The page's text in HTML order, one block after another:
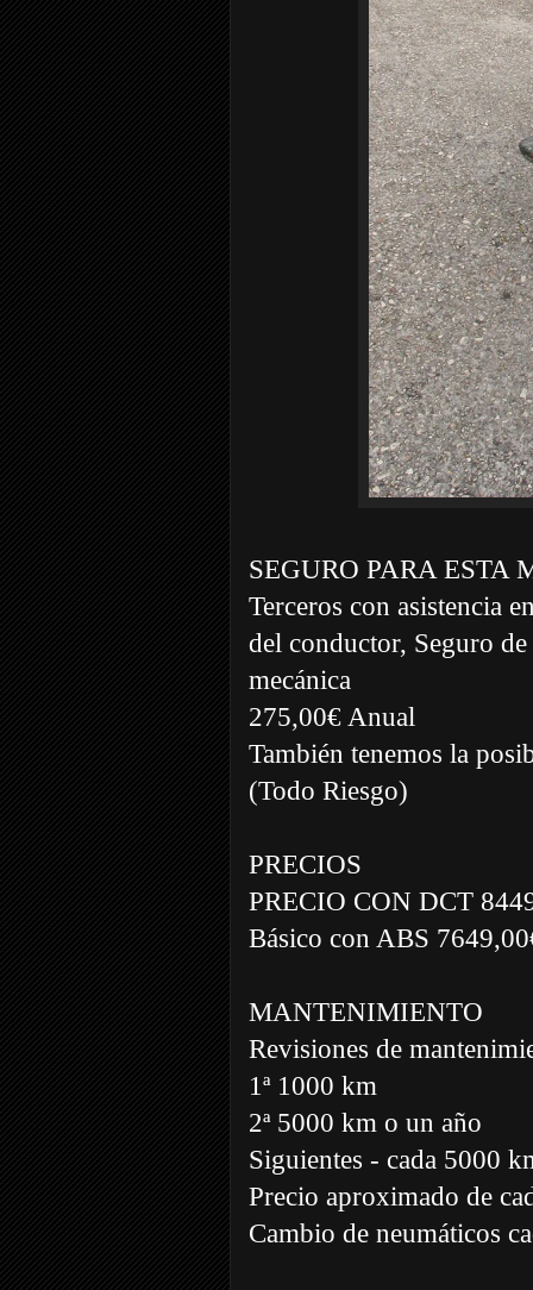
SEGURO PARA ESTA
Terceros con asistencia
del conductor, Seguro
mecánica
275,00€ Anual
También tenemos la
(Todo Riesgo)
PRECIOS
PRECIO CON DCT
Básico con ABS
MANTENIMIENTO
Revisiones de
1ª 1000 km
2ª 5000 km o un año
Siguientes - cada 5000
Precio aproximado de
Cambio de neumáticos